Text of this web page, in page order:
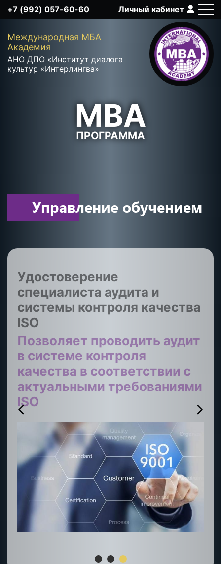
+7 (992) 057-60-60 Личный кабинет Q
Международная MБА
Академия
АНО ДПО «Институт диалога
культур «Интерлингва»
MBA
ПРОГРАММА
Управление обучением
Удостоверение
специалиста аудита и
системы контроля качества
ISO
Позволяет проводить аудит
в системе контроля
качества в соответствии с
актуальными требованиями
ISO
g h